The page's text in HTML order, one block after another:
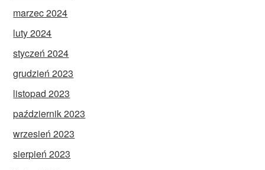
marzec 2024
luty 2024
styczeń 2024
grudzień 2023
listopad 2023
październik 2023
wrzesień 2023
sierpień 2023